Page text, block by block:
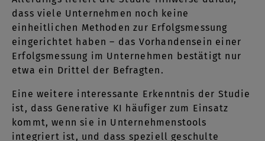
dass viele Unternehmen noch keine
einheitlichen Methoden zur Erfolgsmessung
eingerichtet haben – das Vorhandensein einer
Erfolgsmessung im Unternehmen bestätigt nur
etwa ein Drittel der Befragten.
Eine weitere interessante Erkenntnis der Studie
ist, dass Generative KI häufiger zum Einsatz
kommt, wenn sie in Unternehmenstools
integriert ist, und dass speziell geschulte